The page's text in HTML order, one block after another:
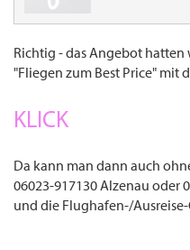
Richtig - das Angebot hatten
"Fliegen zum Best Price" mit
KLICK
Da kann man dann auch
06023-917130 Alzenau oder
und die Flughafen-/